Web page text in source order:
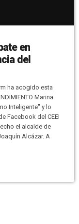
en
del
ha acogido esta
Marina
Inteligente" y lo
Facebook del CEEI
el alcalde de
Alcázar. A